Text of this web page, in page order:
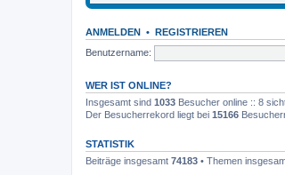
ANMELDEN •
REGISTRIEREN
Benutzername:
WER IST ONLINE?
Insgesamt sind 1033 Besucher online :: 8
Der Besucherrekord liegt bei 15166
STATISTIK
Beiträge insgesamt 74183 • Themen